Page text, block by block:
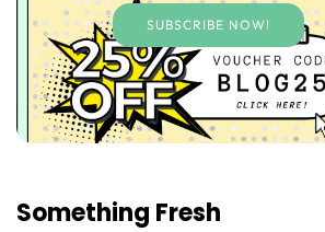
SUBSCRIBE NOW!
Something Fresh